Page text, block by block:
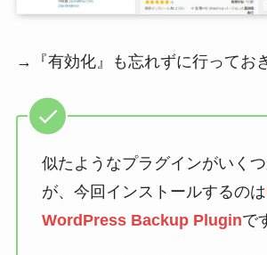
→『有効化』も忘れずに行ってお
似たようなプラグインがいく
が、今回インストールするのは
WordPress Backup Pluginで